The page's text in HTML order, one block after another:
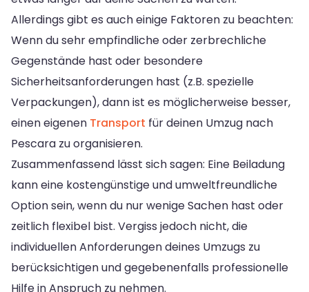
Allerdings gibt es auch einige Faktoren zu beachten:
Wenn du sehr empfindliche oder zerbrechliche
Gegenstände hast oder besondere
Sicherheitsanforderungen hast (z.B. spezielle
Verpackungen), dann ist es möglicherweise besser,
einen eigenen Transport für deinen Umzug nach
Pescara zu organisieren.
Zusammenfassend lässt sich sagen: Eine Beiladung
kann eine kostengünstige und umweltfreundliche
Option sein, wenn du nur wenige Sachen hast oder
zeitlich flexibel bist. Vergiss jedoch nicht, die
individuellen Anforderungen deines Umzugs zu
berücksichtigen und gegebenenfalls professionelle
Hilfe in Anspruch zu nehmen.